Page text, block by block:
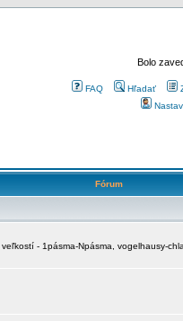
Bolo
FAQ Hľadať
Fórum
- 1pásma-Npásma, vogelhausy-